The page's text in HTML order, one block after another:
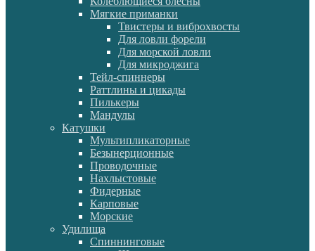
Мягкие приманки
Твистеры и виброхвосты
Для ловли форели
Для морской ловли
Для микроджига
Тейл-спиннеры
Раттлины и цикады
Пилькеры
Мандулы
Катушки
Мультипликаторные
Безынерционные
Проводочные
Нахлыстовые
Фидерные
Карповые
Морские
Удилища
Спиннинговые